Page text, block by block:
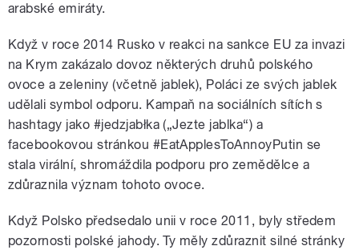
arabské emiráty.
Když v roce 2014 Rusko v reakci na sankce EU za invazi
na Krym zakázalo dovoz některých druhů polského
ovoce a zeleniny (včetně jablek), Poláci ze svých jablek
udělali symbol odporu. Kampaň na sociálních sítích s
hashtagy jako #jedzjabłka („Jezte jablka“) a
facebookovou stránkou #EatApplesToAnnoyPutin se
stala virální, shromáždila podporu pro zemědělce a
zdůraznila význam tohoto ovoce.
Když Polsko předsedalo unii v roce 2011, byly středem
pozornosti polské jahody. Ty měly zdůraznit silné stránky